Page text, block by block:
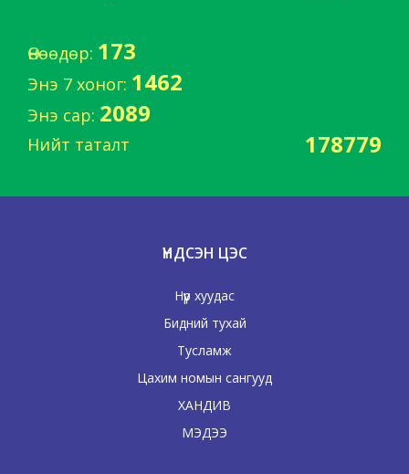
Өнөөдөр: 173
Энэ 7 хоног: 1462
Энэ сар: 2089
Нийт таталт 178779
ҮНДСЭН ЦЭС
Нүүр хуудас
Бидний тухай
Тусламж
Цахим номын сангууд
ХАНДИВ
МЭДЭЭ